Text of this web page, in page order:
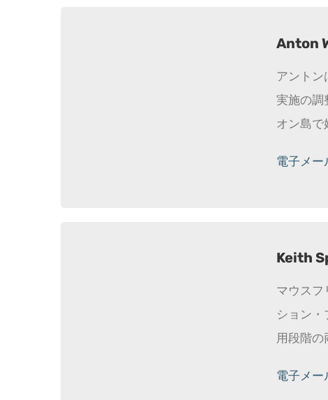
Anton
アントン
実施の調
オン島で
電子メー
Keith
マウスフ
ション
用段階
電子メー